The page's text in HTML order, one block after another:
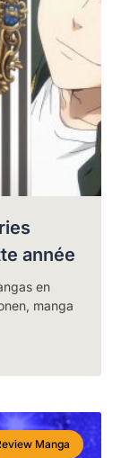
année
en
manga
Manga